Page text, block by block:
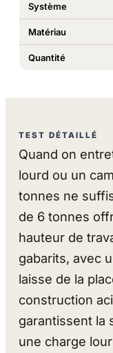
Système
Matériau
Quantité
TEST DÉTAILLÉ
Quand on
lourd ou un
tonnes ne
de 6 tonnes
hauteur de
gabarits, avec
laisse de la
construction
garantissent la
une charge